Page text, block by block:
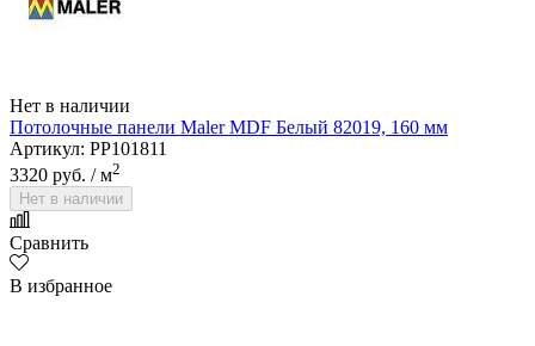
Нет в наличии
Потолочные панели Maler MDF Белый 82019, 160 мм
Артикул: PP101811
3320 руб. / м2
Нет в наличии
Сравнить
В избранное